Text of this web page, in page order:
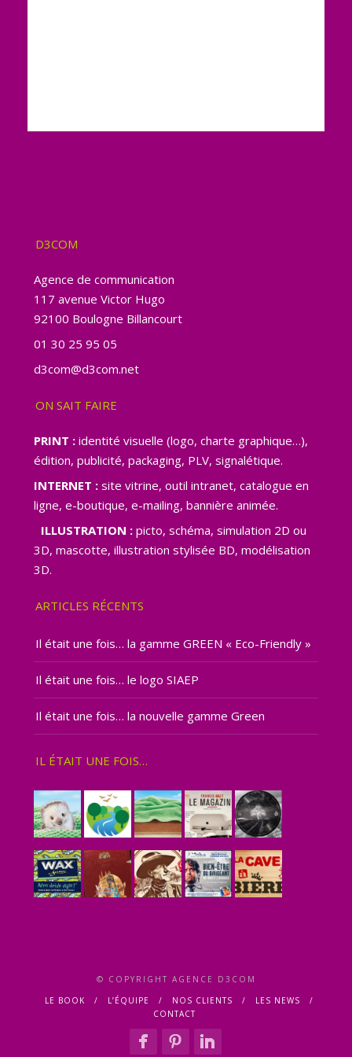
D3COM
Agence de communication
117 avenue Victor Hugo
92100 Boulogne Billancourt
01 30 25 95 05
d3com@d3com.net
ON SAIT FAIRE
PRINT :identité visuelle (logo, charte graphique…),
édition, publicité, packaging, PLV, signalétique.
INTERNET :site vitrine, outil intranet, catalogue en
ligne, e-boutique, e-mailing, bannière animée.
ILLUSTRATION :picto, schéma, simulation 2D ou
3D, mascotte, illustration stylisée BD, modélisation
3D.
ARTICLES RÉCENTS
Il était une fois… la gamme GREEN « Eco-Friendly »
Il était une fois… le logo SIAEP
Il était une fois… la nouvelle gamme Green
IL ÉTAIT UNE FOIS…
© COPYRIGHT AGENCE D3COM
LE BOOK
L’ÉQUIPE NOS CLIENTS
LES NEWS
CONTACT